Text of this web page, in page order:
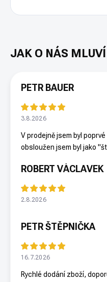
PETR BAUER
3.8.2026
V prodejně jsem byl
obsloužen jsem byl jako
ROBERT VÁCLAVEK
2.8.2026
PETR ŠTĚPNIČKA
16.7.2026
Rychlé dodání zboží,